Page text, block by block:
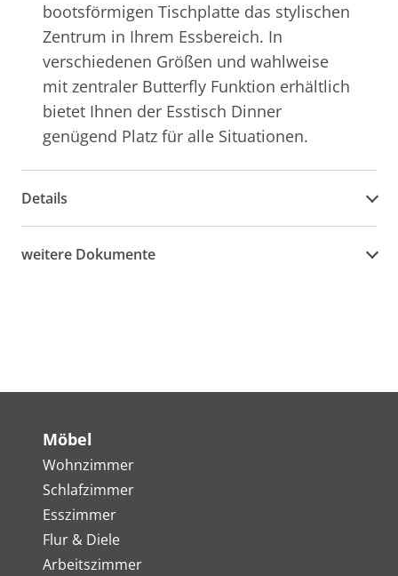
bootsförmigen Tischplatte das stylischen
Zentrum in Ihrem Essbereich. In
verschiedenen Größen und wahlweise
mit zentraler Butterfly Funktion erhältlich
bietet Ihnen der Esstisch Dinner
genügend Platz für alle Situationen.
Details
weitere Dokumente
Möbel
Wohnzimmer
Schlafzimmer
Esszimmer
Flur & Diele
Arbeitszimmer